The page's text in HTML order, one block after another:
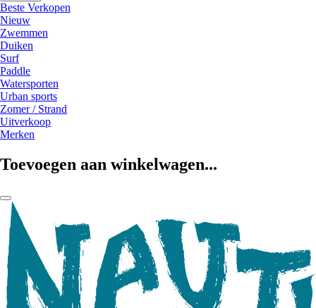
Beste Verkopen
Nieuw
Zwemmen
Duiken
Surf
Paddle
Watersporten
Urban sports
Zomer / Strand
Uitverkoop
Merken
Toevoegen aan winkelwagen...